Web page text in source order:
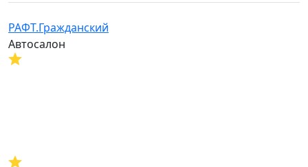
РАФТ.Гражданский
Автосалон